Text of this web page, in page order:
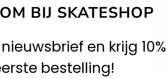
BIJ SKATESHOP
en krijg
bestelling!